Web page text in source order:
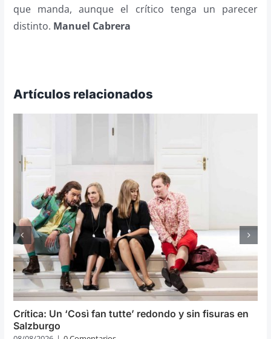
que manda, aunque el crítico tenga un parecer
distinto. Manuel Cabrera
Artículos relacionados
Crítica: Un ‘Così fan tutte’ redondo y sin fisuras en
Salzburgo